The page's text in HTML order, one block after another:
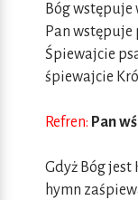
Bóg wstępuje
Pan
Śpiewajcie
śpiewajcie
Refren: Pan
Gdyż Bóg jest
hymn